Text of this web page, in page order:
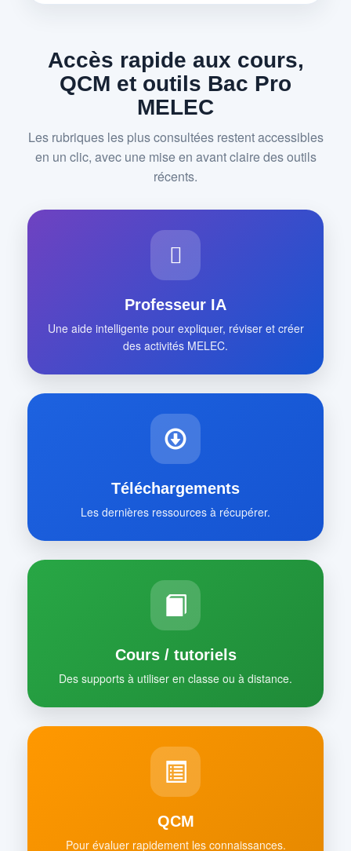
Accès rapide aux cours,
QCM et outils Bac Pro
MELEC
Les rubriques les plus consultées restent accessibles
en un clic, avec une mise en avant claire des outils
récents.
Professeur IA
Une aide intelligente pour expliquer, réviser et créer
des activités MELEC.
Téléchargements
Les dernières ressources à récupérer.
Cours / tutoriels
Des supports à utiliser en classe ou à distance.
QCM
Pour évaluer rapidement les connaissances.